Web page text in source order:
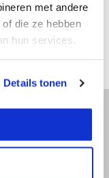
met andere
die ze hebben
hun services.
Details tonen
Wij zijn